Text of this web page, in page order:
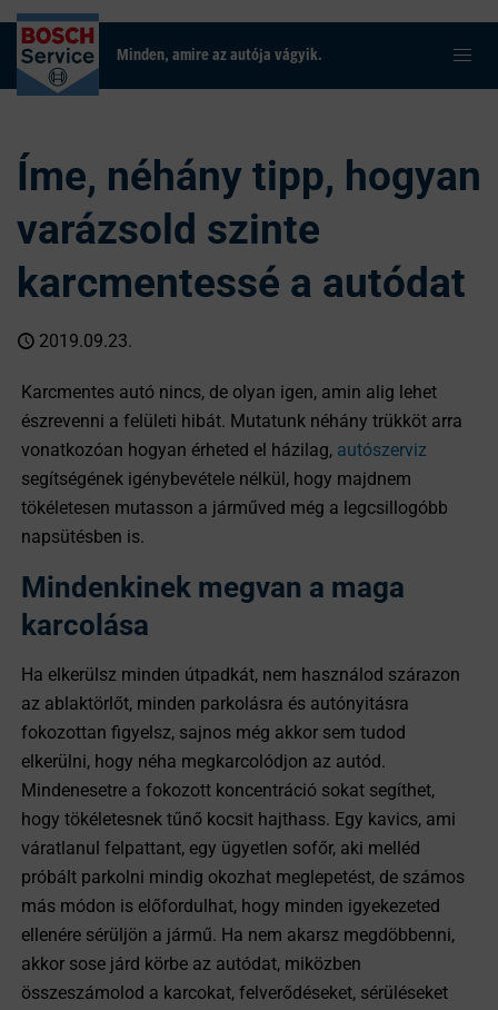
Minden, amire az autója vágyik.
Íme, néhány tipp, hogyan
varázsold szinte
karcmentessé a autódat
2019.09.23.
Karcmentes autó nincs, de olyan igen, amin alig lehet
észrevenni a felületi hibát. Mutatunk néhány trükköt arra
vonatkozóan hogyan érheted el házilag, autószerviz
segítségének igénybevétele nélkül, hogy majdnem
tökéletesen mutasson a járműved még a legcsillogóbb
napsütésben is.
Mindenkinek megvan a maga
karcolása
Ha elkerülsz minden útpadkát, nem használod szárazon
az ablaktörlőt, minden parkolásra és autónyitásra
fokozottan figyelsz, sajnos még akkor sem tudod
elkerülni, hogy néha megkarcolódjon az autód.
Mindenesetre a fokozott koncentráció sokat segíthet,
hogy tökéletesnek tűnő kocsit hajthass. Egy kavics, ami
váratlanul felpattant, egy ügyetlen sofőr, aki melléd
próbált parkolni mindig okozhat meglepetést, de számos
más módon is előfordulhat, hogy minden igyekezeted
ellenére sérüljön a jármű. Ha nem akarsz megdöbbenni,
akkor sose járd körbe az autódat, miközben
összeszámolod a karcokat, felverődéseket, sérüléseket